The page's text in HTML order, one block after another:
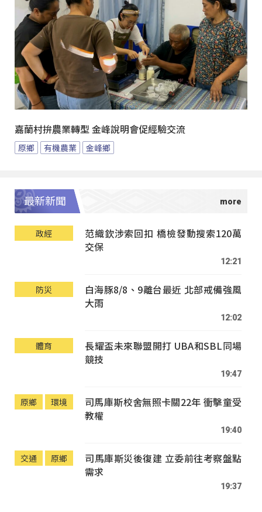
嘉蘭村拚農業轉型 金峰說明會促經驗交流
原鄉 有機農業 金峰鄉
最新新聞
政經
范織欽涉索回扣 橋檢發動搜索120萬
交保
12:21
防災
白海豚8/8、9離台最近 北部戒備強風
大雨
12:02
體育
長耀盃未來聯盟開打 UBA和SBL同場
競技
19:47
原鄉 環境
司馬庫斯校舍無照卡關22年 衝擊童受
教權
19:40
交通 原鄉
司馬庫斯災後復建 立委前往考察盤點
需求
19:37